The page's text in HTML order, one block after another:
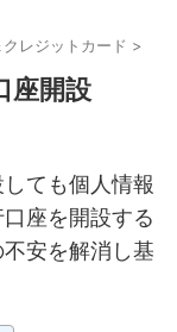
レジットカード >
座開設
ても個人情報
座を開設する
安を解消し基